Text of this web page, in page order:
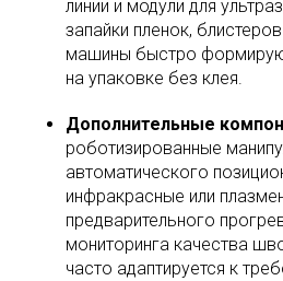
линии и модули для
запайки пленок,
машины быстро
на упаковке без клея.
Дополнительные
роботизированные
автоматического
инфракрасные или
предварительного
мониторинга качества
часто адаптируется к